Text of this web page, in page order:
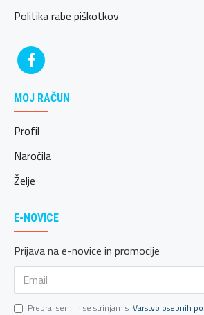
Politika rabe piškotkov
MOJ RAČUN
Profil
Naročila
Želje
E-NOVICE
Prijava na e-novice in promocije
Prebral sem in se strinjam s Varstvo osebnih